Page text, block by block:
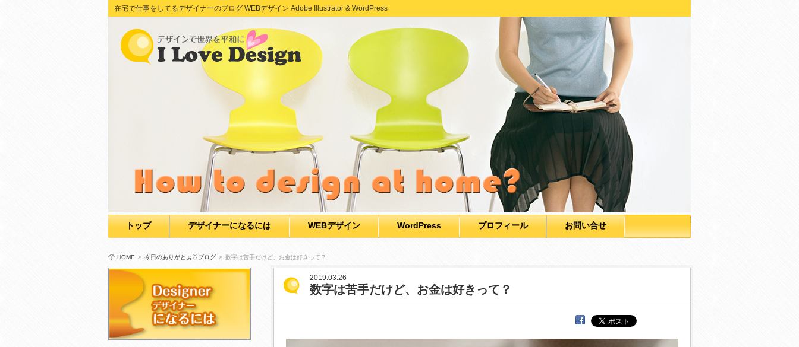
在宅で仕事をしてるデザイナーのブログ WEBデザイン Adobe Illustrator & WordPress
トップ デザイナーになるには WEBデザイン WordPress プロフィール お問い合せ
HOME > 今日のありがとぉ♡ブログ > 数字は苦手だけど、お金は好きって？
2019.03.26
数字は苦手だけど、お金は好きって？